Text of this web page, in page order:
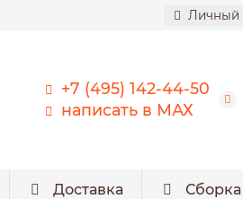
Личный
+7 (495) 142-44-50
написать в МАХ
Доставка Сборка